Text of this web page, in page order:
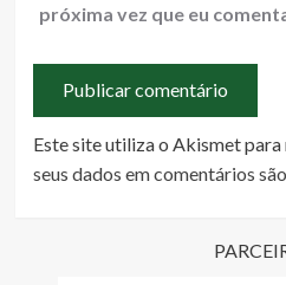
próxima vez que eu
Este site utiliza o Akismet para
seus dados em comentários